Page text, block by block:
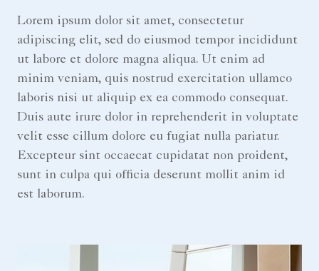
Lorem ipsum dolor sit amet, consectetur
adipiscing elit, sed do eiusmod tempor incididunt
ut labore et dolore magna aliqua. Ut enim ad
minim veniam, quis nostrud exercitation ullamco
laboris nisi ut aliquip ex ea commodo consequat.
Duis aute irure dolor in reprehenderit in voluptate
velit esse cillum dolore eu fugiat nulla pariatur.
Excepteur sint occaecat cupidatat non proident,
sunt in culpa qui officia deserunt mollit anim id
est laborum.